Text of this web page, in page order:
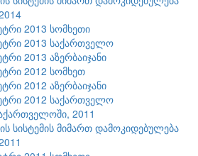
2013 სომხეთი
2013 საქართველო
2013 აზერბაიჯანი
2012 სომხეთ
2012 აზერბაიჯანი
2012 საქართველო
2011
სისტემის მიმართ დამოკიდებულება